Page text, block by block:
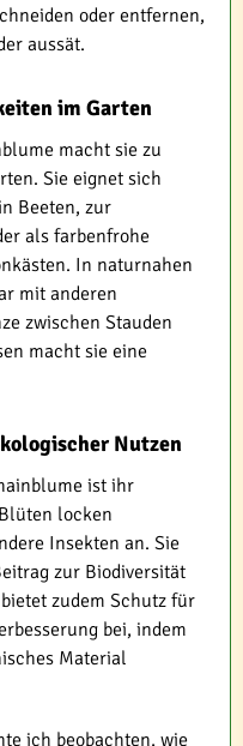
oder entfernen,
aussät.
im Garten
macht sie zu
Sie eignet sich
Beeten, zur
als farbenfrohe
In naturnahen
mit anderen
zwischen Stauden
macht sie eine
Nutzen
ist ihr
locken
Insekten an. Sie
zur Biodiversität
zudem Schutz für
bei, indem
Material
ich beobachten, wie